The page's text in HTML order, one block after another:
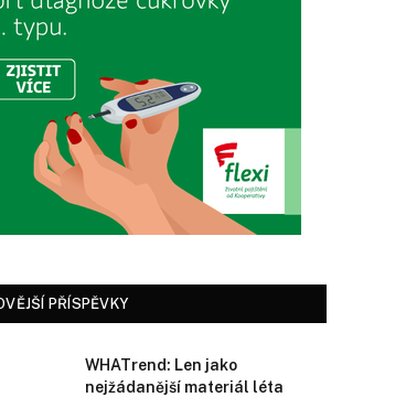
PŘÍSPĚVKY
WHATrend: Len jako
nejžádanější materiál léta